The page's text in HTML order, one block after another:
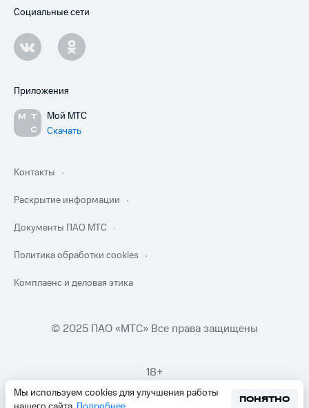
Мы используем cookies для улучшения работы
ПОНЯТНО
Социальные сети
Приложения
Мой МТС
Скачать
Контакты
Раскрытие информации
Документы ПАО МТС
Политика обработки cookies
Комплаенс и деловая этика
© 2025 ПАО «МТС» Все права защищены
18+